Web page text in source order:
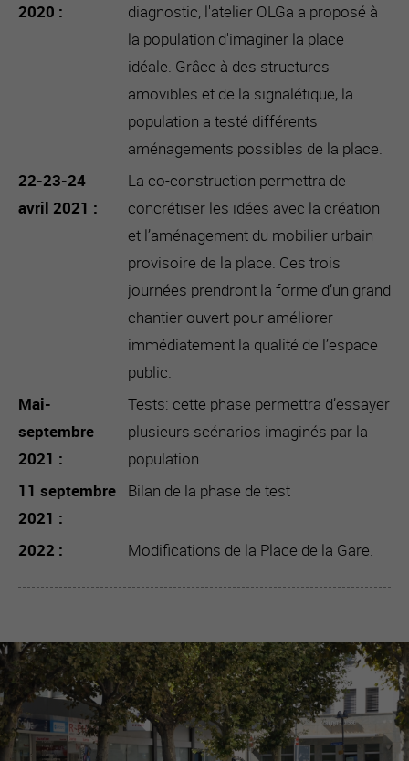
2020
diagnostic, l'atelier OLGa a proposé à
la population d'imaginer la place
idéale. Grâce à des structures
amovibles et de la signalétique, la
population a testé différents
aménagements possibles de la place.
22-23-24
avril 2021
La co-construction permettra de
concrétiser les idées avec la création
et l’aménagement du mobilier urbain
provisoire de la place. Ces trois
journées prendront la forme d’un grand
chantier ouvert pour améliorer
immédiatement la qualité de l’espace
public.
Mai-
septembre
2021
Tests: cette phase permettra d’essayer
plusieurs scénarios imaginés par la
population.
11 septembre
2021
Bilan de la phase de test
2022 Modifications de la Place de la Gare.